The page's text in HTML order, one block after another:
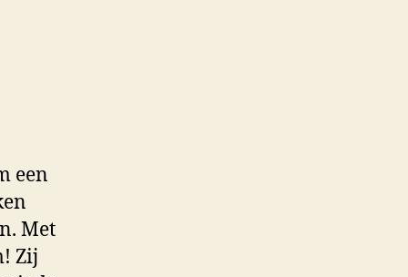
een
Met
Zij